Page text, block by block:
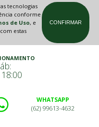
WHATSAPP
(62) 99613-4632
tecnologias
conforme
de Uso, e
estas
CONFIRMAR